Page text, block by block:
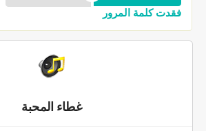
فقدت كلمة المرور
غطاء المحبة